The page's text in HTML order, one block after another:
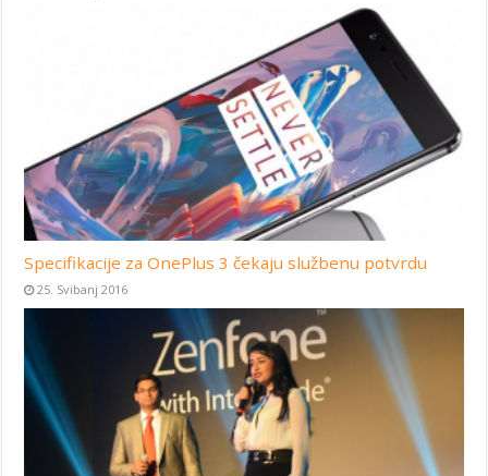
Specifikacije za OnePlus 3 čekaju službenu potvrdu
25. Svibanj 2016